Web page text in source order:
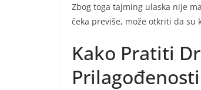
Zbog toga tajming ulaska nije
čeka previše, može otkriti da su
Kako Pratiti
Prilagođenosti